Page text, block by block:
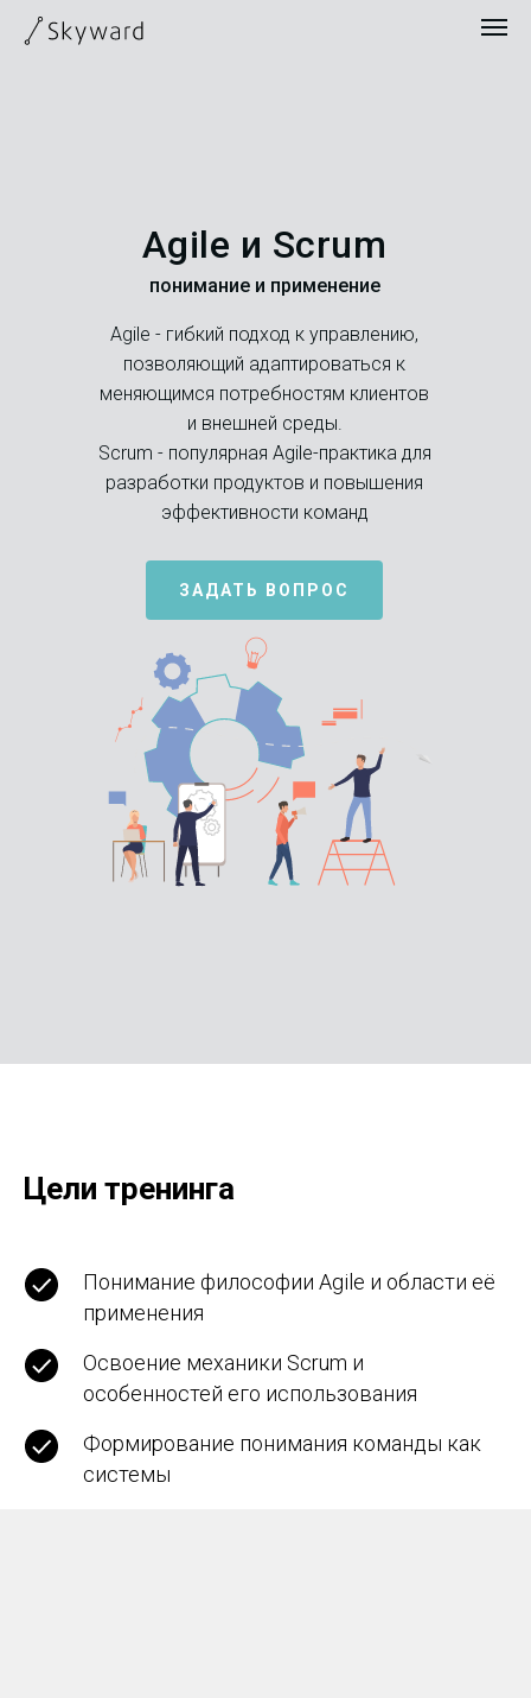
Agile и Scrum
Agile - гибкий подход к управлению,
позволяющий адаптироваться к
меняющимся потребностям клиентов
и внешней среды.
Scrum - популярная Agile-практика для
разработки продуктов и повышения
эффективности команд
ЗАДАТЬ ВОПРОС
понимание и применение
Цели тренинга
Понимание философии Agile и области её
применения
Освоение механики Scrum и
особенностей его использования
Формирование понимания команды как
системы